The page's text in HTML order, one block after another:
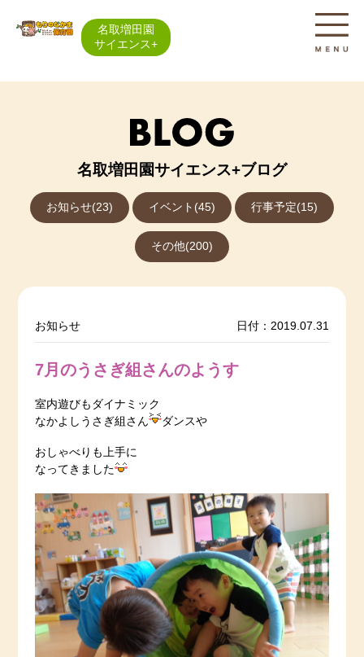
名取増田園
サイエンス+
名取増田園サイエンス+ブログ
お知らせ(23) イベント(45) 行事予定(15)
その他(200)
お知らせ 日付：2019.07.31
7月のうさぎ組さんのようす
室内遊びもダイナミック
なかよしうさぎ組さん
ダンスや
おしゃべりも上手に
なってきました